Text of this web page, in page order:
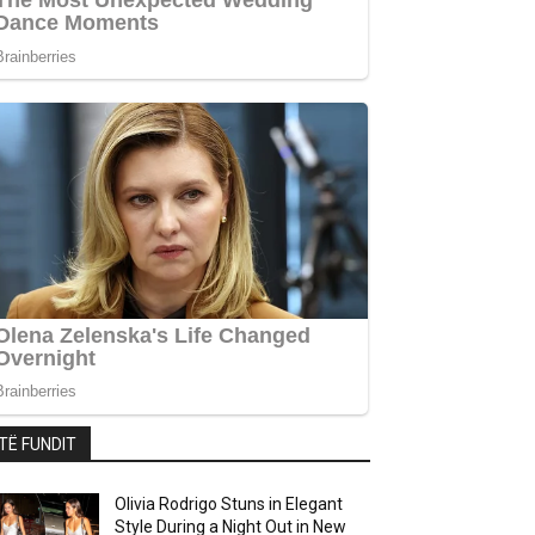
FUNDIT
Olivia Rodrigo Stuns in Elegant
Style During a Night Out in New